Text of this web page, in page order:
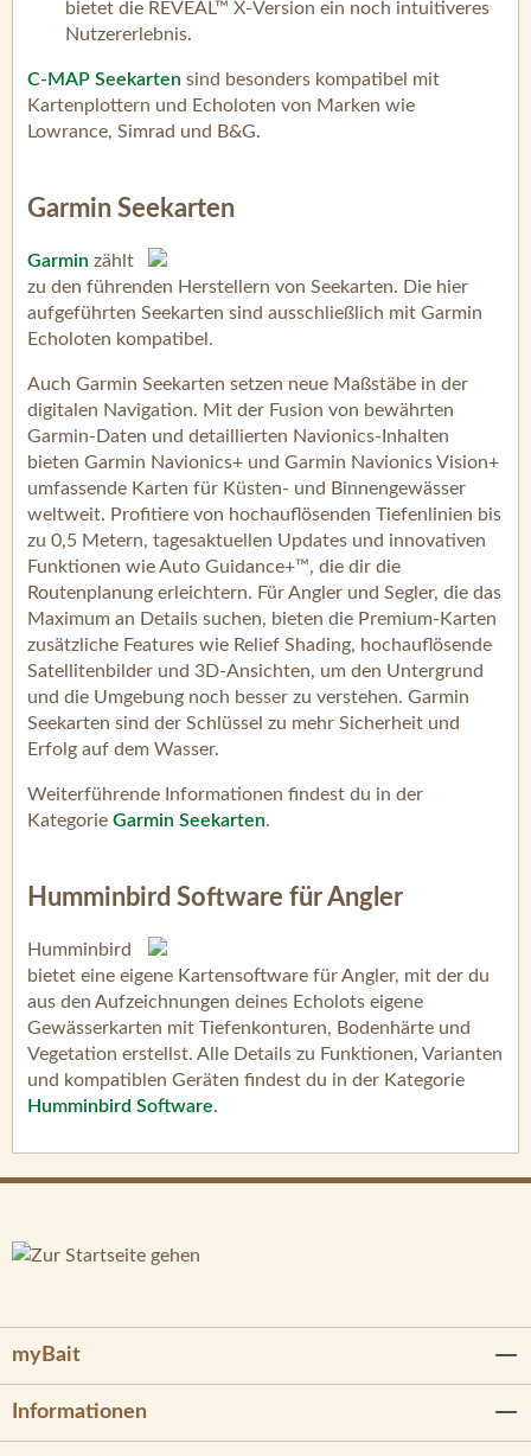
bietet die REVEAL™ X-Version ein noch intuitiveres
Nutzererlebnis.
C-MAP Seekarten sind besonders kompatibel mit
Kartenplottern und Echoloten von Marken wie
Lowrance, Simrad und B&G.
Garmin Seekarten
Garmin zählt
zu den führenden Herstellern von Seekarten. Die hier
aufgeführten Seekarten sind ausschließlich mit Garmin
Echoloten kompatibel.
Auch Garmin Seekarten setzen neue Maßstäbe in der
digitalen Navigation. Mit der Fusion von bewährten
Garmin-Daten und detaillierten Navionics-Inhalten
bieten Garmin Navionics+ und Garmin Navionics Vision+
umfassende Karten für Küsten- und Binnengewässer
weltweit. Profitiere von hochauflösenden Tiefenlinien bis
zu 0,5 Metern, tagesaktuellen Updates und innovativen
Funktionen wie Auto Guidance+™, die dir die
Routenplanung erleichtern. Für Angler und Segler, die das
Maximum an Details suchen, bieten die Premium-Karten
zusätzliche Features wie Relief Shading, hochauflösende
Satellitenbilder und 3D-Ansichten, um den Untergrund
und die Umgebung noch besser zu verstehen. Garmin
Seekarten sind der Schlüssel zu mehr Sicherheit und
Erfolg auf dem Wasser.
Weiterführende Informationen findest du in der
Kategorie Garmin Seekarten.
Humminbird Software für Angler
Humminbird
bietet eine eigene Kartensoftware für Angler, mit der du
aus den Aufzeichnungen deines Echolots eigene
Gewässerkarten mit Tiefenkonturen, Bodenhärte und
Vegetation erstellst. Alle Details zu Funktionen, Varianten
und kompatiblen Geräten findest du in der Kategorie
Humminbird Software.
myBait
Informationen